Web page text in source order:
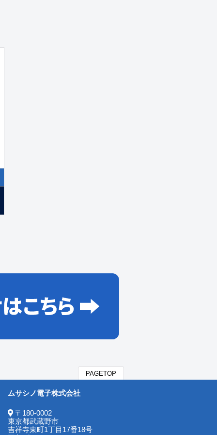
PAGETOP
ムサシノ電子株式会社
〒180-0002
東京都武蔵野市
吉祥寺東町1丁目17番18号